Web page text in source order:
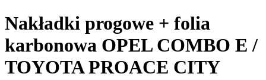
Nakładki progowe + folia
karbonowa OPEL COMBO E /
TOYOTA PROACE CITY